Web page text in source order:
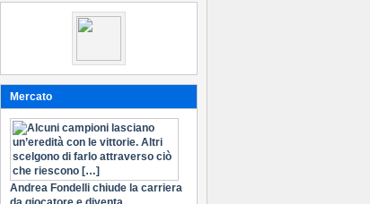
Mercato
Andrea Fondelli chiude la carriera